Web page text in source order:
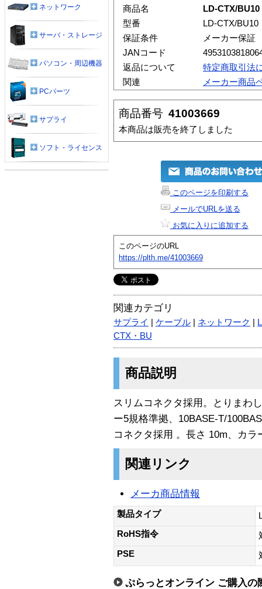
商品名
LD-CTX/
型番
LD-CTX/BU10
保証条件
メーカー保証
JANコード
返品について
特定商取引法
関連
メーカー商品
商品番号 41003669
本商品は販売を終了しました
このページを印刷する
メールでURLを送る
お気に入りに追加する
このページのURL
https://plth.me/41003669
関連カテゴリ
サプライ ケーブル ネットワーク
CTX・BU
商品説明
スリムコネクタ採用。とりまわ
ー5規格準拠、10BASE-T/
コネクタ採用 。長さ 10m、カラ
関連リンク
メーカ商品情報
製品タイプ
RoHS指令
PSE
ぷらっとオンライン ご購入の
ネットワーク
サーバ・ストレージ
パソコン・周辺機器
PCパーツ
サプライ
ソフト・ライセンス